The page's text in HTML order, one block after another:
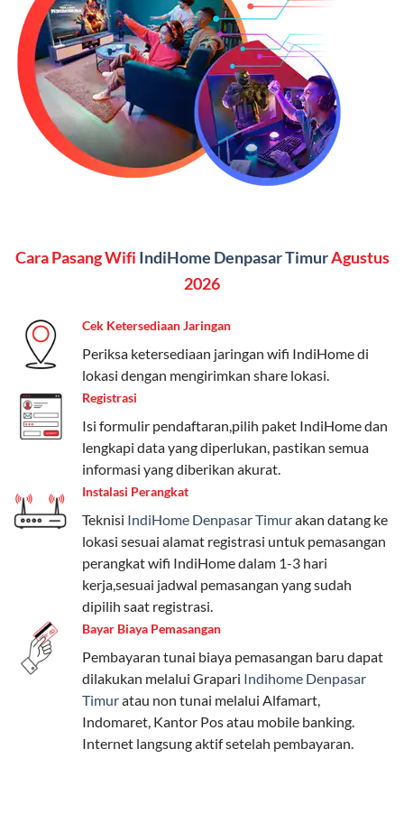
Vidio, WeTV, Disney+, dll.), dan paket TV 82 channel
(untuk beberapa pilihan).
Kelebihan:Paket lengkap untuk pengguna yang
menginginkan internet, komunikasi, dan hiburan
(streaming & TV) dalam satu paket.
Paket Dynamic IP
keluarga, nelpon & SMS semua operator, dan akses
Disney+ (untuk paket tertentu).
koneksi internet cepat dan stabil dengan fleksibilitas
kuota. Pilihan harga bervariasi sesuai kebutuhan.
Telkomsel One menyediakan pilihan paket yang
beragam, mulai dari paket hemat hingga premium.
Pengguna bisa memilih sesuai kebutuhan, baik untuk
internet, komunikasi, atau hiburan.
Paket Easy cocok untuk kebutuhan dasar, Paket
Complete untuk yang menginginkan fitur lengkap,
dan Paket Dynamic IP untuk pengguna yang
memprioritaskan kecepatan internet tinggi.
Paket Telkomsel One dengan Kuota Keluarga
Salah satu fitur unggulan Telkomsel One adalah Paket
Kuota Keluarga. Dengan kuota hingga 30 GB, Anda
bisa membagikan internet kepada anggota keluarga
atau teman tanpa perlu khawatir kehabisan kuota.
Berikut adalah detailnya:
Cara Pasang Wifi IndiHome Denpasar TimurAgustus
2026
Cek Ketersediaan Jaringan
Periksa ketersediaan jaringan wifi IndiHome di
lokasi dengan mengirimkan share lokasi.
Registrasi
Isi formulir pendaftaran,pilih paket IndiHome dan
lengkapi data yang diperlukan, pastikan semua
informasi yang diberikan akurat.
Instalasi Perangkat
Teknisi IndiHome Denpasar Timurakan datang ke
lokasi sesuai alamat registrasi untuk pemasangan
perangkat wifi IndiHome dalam 1-3 hari
kerja,sesuai jadwal pemasangan yang sudah
dipilih saat registrasi.
Bayar Biaya Pemasangan
Pembayaran tunai biaya pemasangan baru dapat
dilakukan melalui Grapari Indihome Denpasar
Timuratau non tunai melalui Alfamart,
Indomaret, Kantor Pos atau mobile banking.
Internet langsung aktif setelah pembayaran.